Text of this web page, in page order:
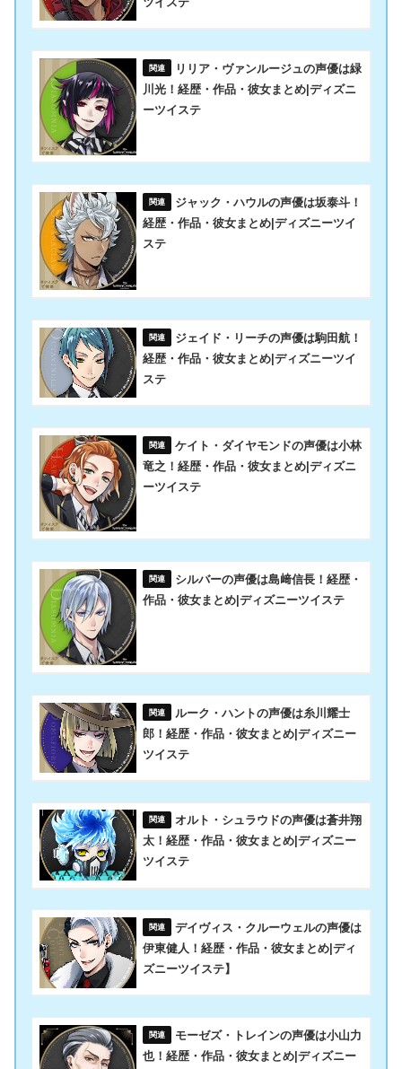
リリア・ヴァンルージュの声優は緑
川光！経歴・作品・彼女まとめ|ディズニ
ーツイステ
ジャック・ハウルの声優は坂泰斗！
経歴・作品・彼女まとめ|ディズニーツイ
ステ
ジェイド・リーチの声優は駒田航！
経歴・作品・彼女まとめ|ディズニーツイ
ステ
ケイト・ダイヤモンドの声優は小林
竜之！経歴・作品・彼女まとめ|ディズニ
ーツイステ
シルバーの声優は島﨑信長！経歴・
作品・彼女まとめ|ディズニーツイステ
ルーク・ハントの声優は糸川耀士
郎！経歴・作品・彼女まとめ|ディズニー
ツイステ
オルト・シュラウドの声優は蒼井翔
太！経歴・作品・彼女まとめ|ディズニー
ツイステ
デイヴィス・クルーウェルの声優は
伊東健人！経歴・作品・彼女まとめ|ディ
ズニーツイステ】
モーゼズ・トレインの声優は小山力
也！経歴・作品・彼女まとめ|ディズニー